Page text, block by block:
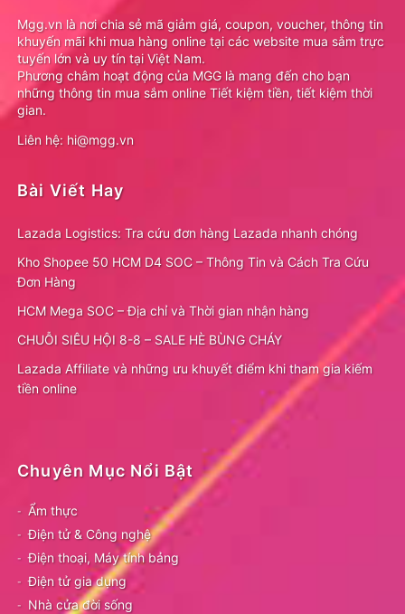
Mgg.vn là nơi chia sẻ mã giảm giá, coupon, voucher, thông tin
khuyến mãi khi mua hàng online tại các website mua sắm trực
tuyến lớn và uy tín tại Việt Nam.
Phương châm hoạt động của MGG là mang đến cho bạn
những thông tin mua sắm online Tiết kiệm tiền, tiết kiệm thời
gian.
Liên hệ: hi@mgg.vn
Bài Viết Hay
Lazada Logistics: Tra cứu đơn hàng Lazada nhanh chóng
Kho Shopee 50 HCM D4 SOC – Thông Tin và Cách Tra Cứu
Đơn Hàng
HCM Mega SOC – Địa chỉ và Thời gian nhận hàng
CHUỖI SIÊU HỘI 8-8 – SALE HÈ BÙNG CHÁY
Lazada Affiliate và những ưu khuyết điểm khi tham gia kiếm
tiền online
Chuyên Mục Nổi Bật
Ẩm thực
Điện tử & Công nghệ
Điện thoại, Máy tính bảng
Điện tử gia dụng
Nhà cửa đời sống